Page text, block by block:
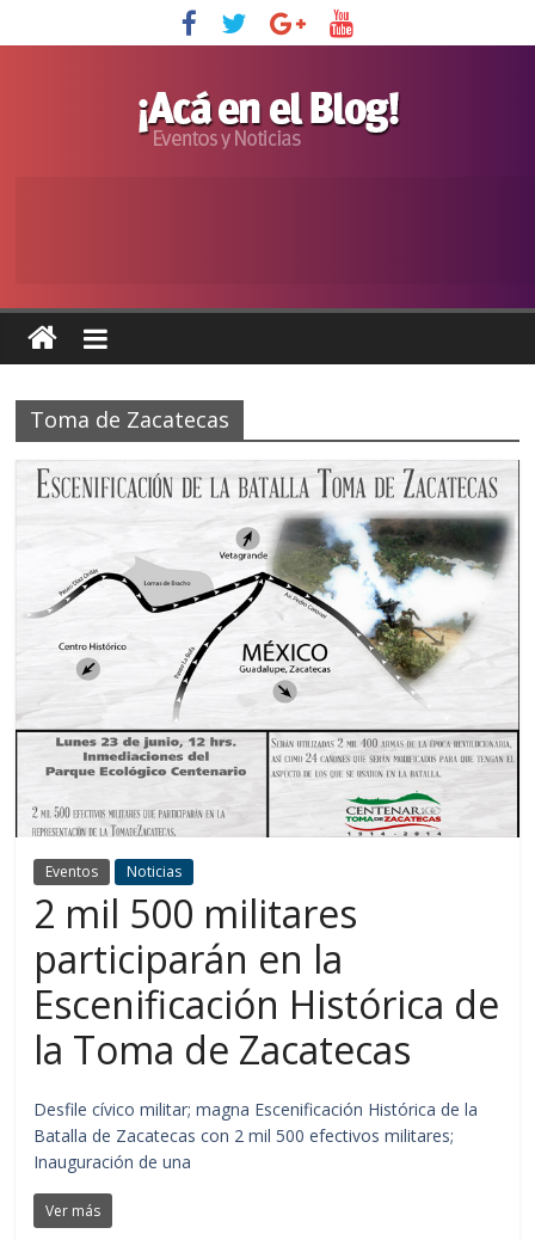
Toma de Zacatecas
Eventos Noticias
2 mil 500 militares
participarán en la
Escenificación Histórica de
la Toma de Zacatecas
Desfile cívico militar; magna Escenificación Histórica de la
Batalla de Zacatecas con 2 mil 500 efectivos militares;
Inauguración de una
Ver más